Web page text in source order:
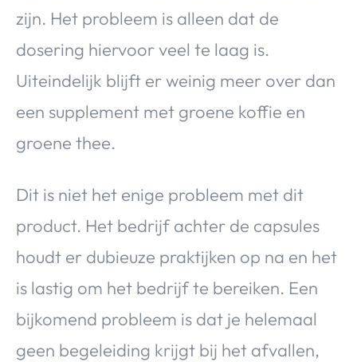
zijn. Het probleem is alleen dat de
dosering hiervoor veel te laag is.
Uiteindelijk blijft er weinig meer over dan
een supplement met groene koffie en
groene thee.
Dit is niet het enige probleem met dit
product. Het bedrijf achter de capsules
houdt er dubieuze praktijken op na en het
is lastig om het bedrijf te bereiken. Een
bijkomend probleem is dat je helemaal
geen begeleiding krijgt bij het afvallen,